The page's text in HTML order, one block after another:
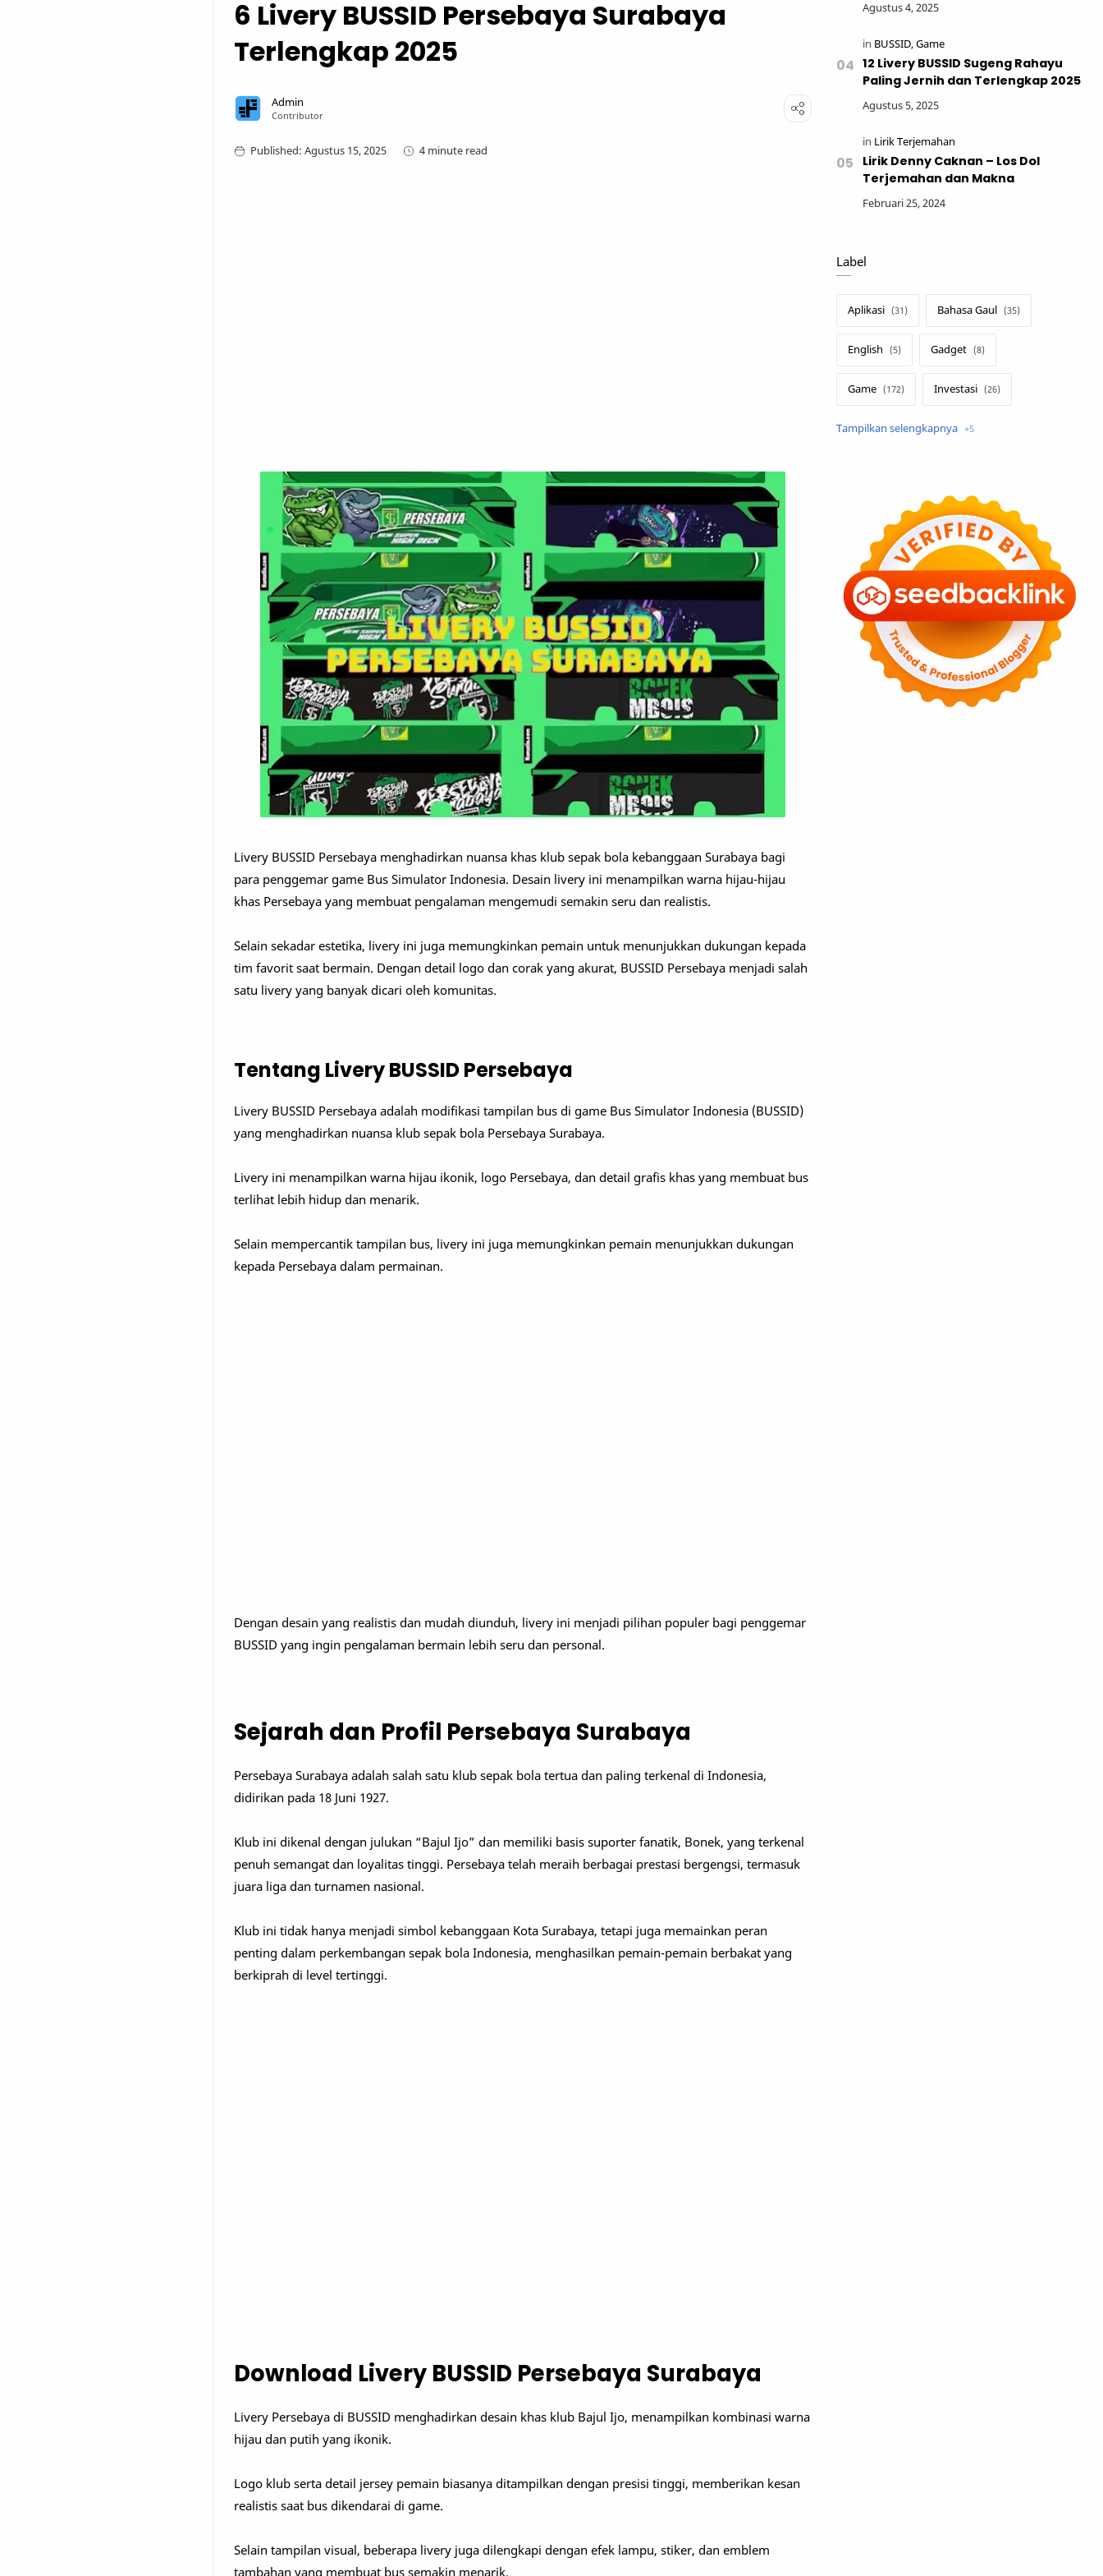
6 Livery BUSSID Persebaya Surabaya
Terlengkap 2025
4 minute read
Livery BUSSID Persebaya menghadirkan nuansa khas klub sepak bola kebanggaan Surabaya bagi
para penggemar game Bus Simulator Indonesia. Desain livery ini menampilkan warna hijau-hijau
khas Persebaya yang membuat pengalaman mengemudi semakin seru dan realistis.
Selain sekadar estetika, livery ini juga memungkinkan pemain untuk menunjukkan dukungan kepada
tim favorit saat bermain. Dengan detail logo dan corak yang akurat, BUSSID Persebaya menjadi salah
satu livery yang banyak dicari oleh komunitas.
Tentang Livery BUSSID Persebaya
Livery BUSSID Persebaya adalah modifikasi tampilan bus di game Bus Simulator Indonesia (BUSSID)
yang menghadirkan nuansa klub sepak bola Persebaya Surabaya.
Livery ini menampilkan warna hijau ikonik, logo Persebaya, dan detail grafis khas yang membuat bus
terlihat lebih hidup dan menarik.
Selain mempercantik tampilan bus, livery ini juga memungkinkan pemain menunjukkan dukungan
kepada Persebaya dalam permainan.
Dengan desain yang realistis dan mudah diunduh, livery ini menjadi pilihan populer bagi penggemar
BUSSID yang ingin pengalaman bermain lebih seru dan personal.
Sejarah dan Profil Persebaya Surabaya
Persebaya Surabaya adalah salah satu klub sepak bola tertua dan paling terkenal di Indonesia,
didirikan pada 18 Juni 1927.
Klub ini dikenal dengan julukan “Bajul Ijo” dan memiliki basis suporter fanatik, Bonek, yang terkenal
penuh semangat dan loyalitas tinggi. Persebaya telah meraih berbagai prestasi bergengsi, termasuk
juara liga dan turnamen nasional.
Klub ini tidak hanya menjadi simbol kebanggaan Kota Surabaya, tetapi juga memainkan peran
penting dalam perkembangan sepak bola Indonesia, menghasilkan pemain-pemain berbakat yang
berkiprah di level tertinggi.
Download Livery BUSSID Persebaya Surabaya
Livery Persebaya di BUSSID menghadirkan desain khas klub Bajul Ijo, menampilkan kombinasi warna
hijau dan putih yang ikonik.
Logo klub serta detail jersey pemain biasanya ditampilkan dengan presisi tinggi, memberikan kesan
realistis saat bus dikendarai di game.
Selain tampilan visual, beberapa livery juga dilengkapi dengan efek lampu, stiker, dan emblem
tambahan yang membuat bus semakin menarik.
12 Livery BUSSID Sugeng Rahayu
Paling Jernih dan Terlengkap 2025
Lirik Denny Caknan – Los Dol
Terjemahan dan Makna
Label
Aplikasi Bahasa Gaul
English Gadget
Game Investasi
Lirik Terjemahan